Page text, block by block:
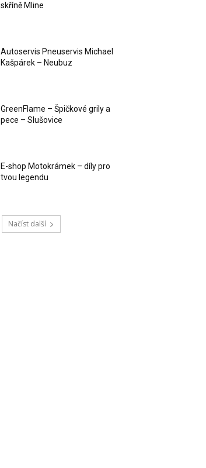
skříně Mline
Autoservis Pneuservis Michael
Kašpárek – Neubuz
GreenFlame – Špičkové grily a
pece – Slušovice
E-shop Motokrámek – díly pro
tvou legendu
Načíst další